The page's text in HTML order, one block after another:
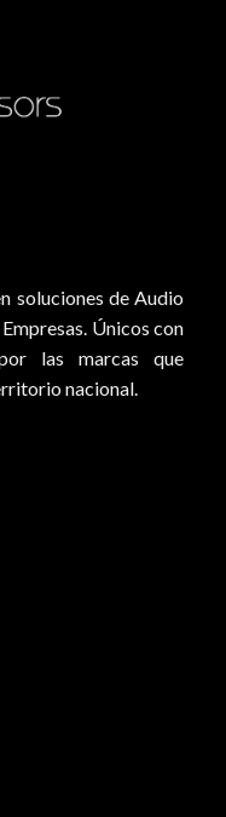
soluciones de Audio
Únicos con
las marcas que
nacional.